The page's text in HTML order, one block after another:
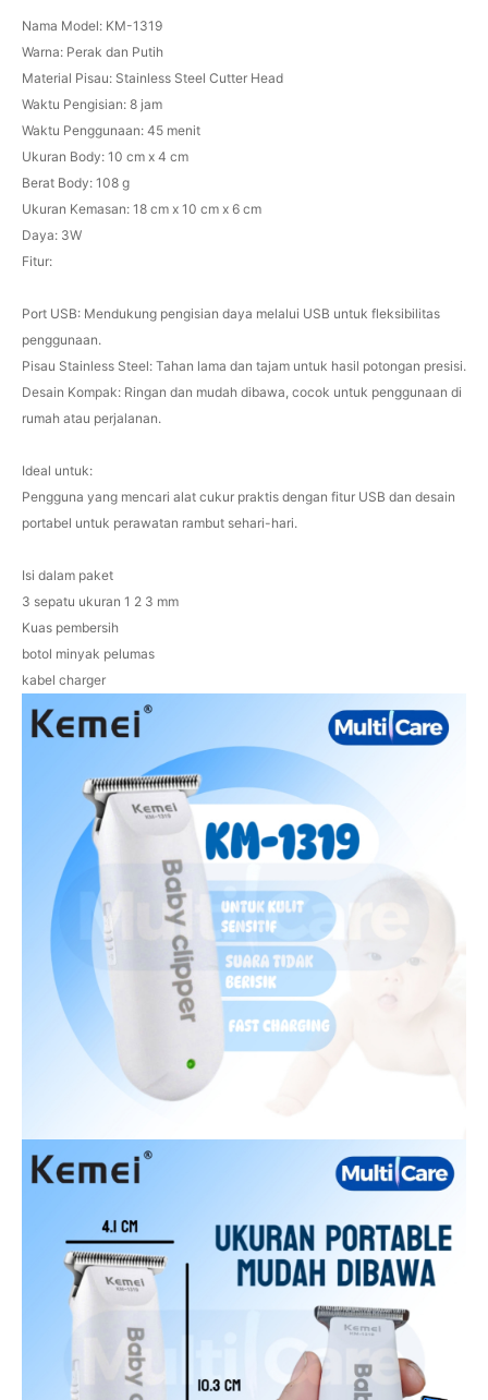
Nama Model: KM-1319
Warna: Perak dan Putih
Material Pisau: Stainless Steel Cutter Head
Waktu Pengisian: 8 jam
Waktu Penggunaan: 45 menit
Ukuran Body: 10 cm x 4 cm
Berat Body: 108 g
Ukuran Kemasan: 18 cm x 10 cm x 6 cm
Daya: 3W
Fitur:
Port USB: Mendukung pengisian daya melalui USB untuk fleksibilitas
penggunaan.
Pisau Stainless Steel: Tahan lama dan tajam untuk hasil potongan presisi.
Desain Kompak: Ringan dan mudah dibawa, cocok untuk penggunaan di
rumah atau perjalanan.
Ideal untuk:
Pengguna yang mencari alat cukur praktis dengan fitur USB dan desain
portabel untuk perawatan rambut sehari-hari.
Isi dalam paket
3 sepatu ukuran 1 2 3 mm
Kuas pembersih
botol minyak pelumas
kabel charger